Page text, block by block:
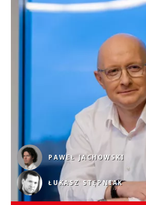
PAWEŁ JACHOWSKI
ŁUKASZ STĘPNIAK